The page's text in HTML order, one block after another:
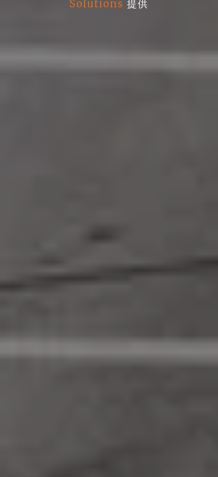
Solutions 提供